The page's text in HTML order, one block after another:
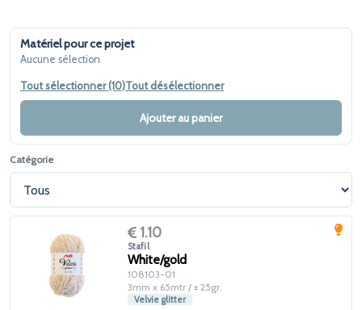
Matériel pour ce projet
Aucune sélection
Tout sélectionner (10)Tout désélectionner
Ajouter au panier
Catégorie
1.10
Stafil
White/gold
108103-01
3mm x 65mtr / ± 25gr.
Velvie glitter